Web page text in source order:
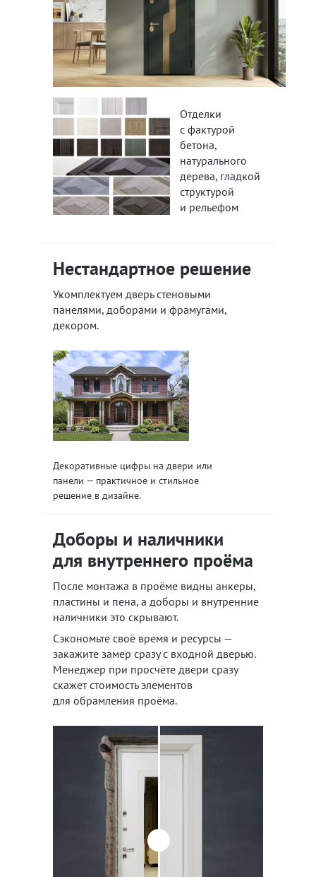
Отделки
с фактурой
бетона,
натурального
дерева, гладкой
структурой
и рельефом
Нестандартное решение
Укомплектуем дверь стеновыми
панелями, доборами и фрамугами,
декором.
Декоративные цифры на двери или
панели — практичное и стильное
решение в дизайне.
Доборы и наличники
для внутреннего проёма
После монтажа в проёме видны анкеры,
пластины и пена, а доборы и внутренние
наличники это скрывают.
Сэкономьте своё время и ресурсы —
закажите замер сразу с входной дверью.
Менеджер при просчёте двери сразу
скажет стоимость элементов
для обрамления проёма.